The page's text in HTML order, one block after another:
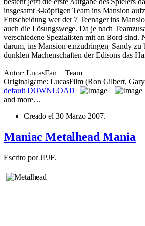
insgesamt 3-köpfigen Team ins Mansion
Entscheidung wer der 7 Teenager ins
auch die Lösungswege. Da je nach
verschiedene Spezialisten mit an Bord sind.
darum, ins Mansion einzudringen, Sandy zu
dunklen Machenschaften der Edisons das
Autor: LucasFan + Team
Originalgame: LucasFilm (Ron Gilbert,
default DOWNLOAD
and more....
Creado el 30 Marzo 2007.
Maniac Metalhead Mania
Escrito por JPJF.